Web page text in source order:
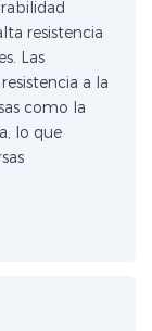
resistencia
Las
a la
como la
lo que